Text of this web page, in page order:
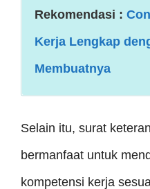
Rekomendasi :
Kerja Lengkap
Membuatnya
Selain itu, surat
bermanfaat untuk
kompetensi kerja